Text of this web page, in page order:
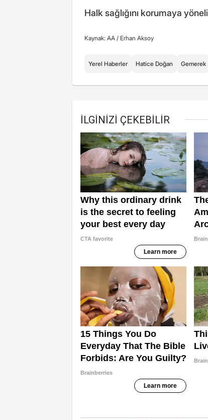
Halk sağlığını korumaya
Kaynak: AA / Erhan Aksoy
Yerel Haberler Hatice Doğan Gemerek